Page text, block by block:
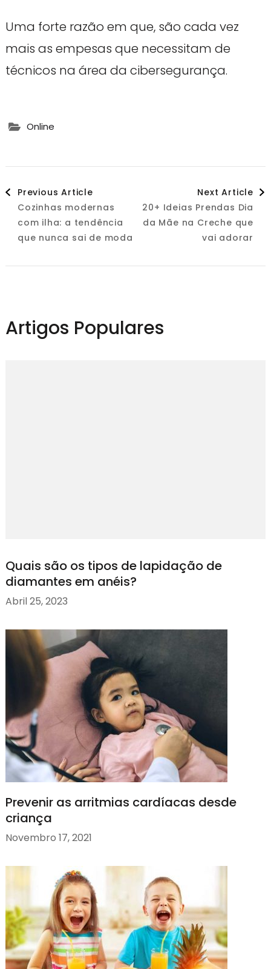
Uma forte razão em que, são cada vez
mais as empesas que necessitam de
técnicos na área da cibersegurança.
Online
Post
Navigation
Previous Article
Cozinhas modernas
com ilha: a tendência
que nunca sai de moda
Next Article
20+ Ideias Prendas Dia
da Mãe na Creche que
vai adorar
Artigos Populares
Quais são os tipos de lapidação de
diamantes em anéis?
Abril 25, 2023
Prevenir as arritmias cardíacas desde
criança
Novembro 17, 2021